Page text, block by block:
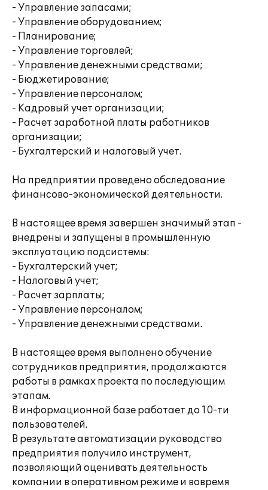
- Управление запасами;
- Управление оборудованием;
- Планирование;
- Управление торговлей;
- Управление денежными средствами;
- Бюджетирование;
- Управление персоналом;
- Кадровый учет организации;
- Расчет заработной платы работников
организации;
- Бухгалтерский и налоговый учет.
На предприятии проведено обследование
финансово-экономической деятельности.
В настоящее время завершен значимый этап -
внедрены и запущены в промышленную
эксплуатацию подсистемы:
- Бухгалтерский учет;
- Налоговый учет;
- Расчет зарплаты;
- Управление персоналом;
- Управление денежными средствами.
В настоящее время выполнено обучение
сотрудников предприятия, продолжаются
работы в рамках проекта по последующим
этапам.
В информационной базе работает до 10-ти
пользователей.
В результате автоматизации руководство
предприятия получило инструмент,
позволяющий оценивать деятельность
компании в оперативном режиме и вовремя